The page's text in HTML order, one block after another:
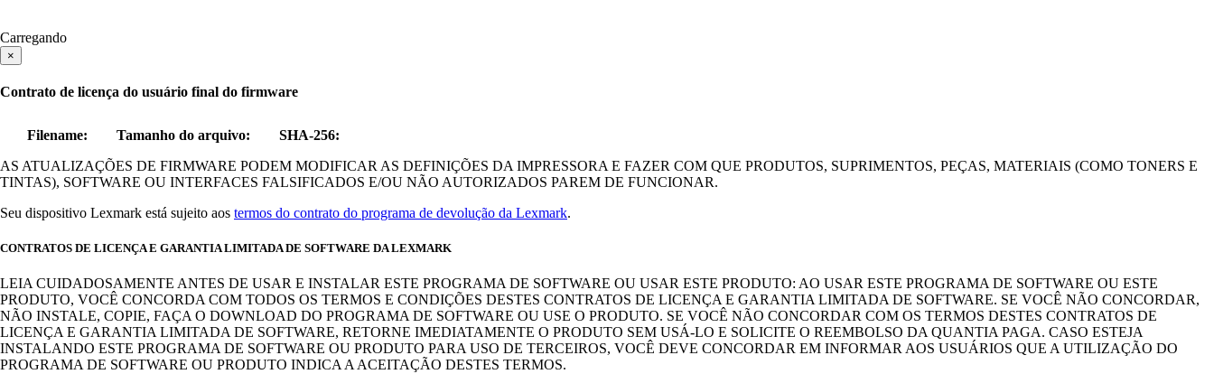
Carregando
×
Contrato de licença do usuário final do firmware
Filename: Tamanho do arquivo:
SHA-256:
AS ATUALIZAÇÕES DE FIRMWARE PODEM MODIFICAR AS DEFINIÇÕES DA IMPRESSORA E FAZER COM QUE PRODUTOS, SUPRIMENTOS, PEÇAS, MATERIAIS (COMO TONERS E
TINTAS), SOFTWARE OU INTERFACES FALSIFICADOS E/OU NÃO AUTORIZADOS PAREM DE FUNCIONAR.
Seu dispositivo Lexmark está sujeito aos termos do contrato do programa de devolução da Lexmark.
CONTRATOS DE LICENÇA E GARANTIA LIMITADA DE SOFTWARE DA LEXMARK
LEIA CUIDADOSAMENTE ANTES DE USAR E INSTALAR ESTE PROGRAMA DE SOFTWARE OU USAR ESTE PRODUTO: AO USAR ESTE PROGRAMA DE SOFTWARE OU ESTE
PRODUTO, VOCÊ CONCORDA COM TODOS OS TERMOS E CONDIÇÕES DESTES CONTRATOS DE LICENÇA E GARANTIA LIMITADA DE SOFTWARE. SE VOCÊ NÃO CONCORDAR,
NÃO INSTALE, COPIE, FAÇA O DOWNLOAD DO PROGRAMA DE SOFTWARE OU USE O PRODUTO. SE VOCÊ NÃO CONCORDAR COM OS TERMOS DESTES CONTRATOS DE
LICENÇA E GARANTIA LIMITADA DE SOFTWARE, RETORNE IMEDIATAMENTE O PRODUTO SEM USÁ-LO E SOLICITE O REEMBOLSO DA QUANTIA PAGA. CASO ESTEJA
INSTALANDO ESTE PROGRAMA DE SOFTWARE OU PRODUTO PARA USO DE TERCEIROS, VOCÊ DEVE CONCORDAR EM INFORMAR AOS USUÁRIOS QUE A UTILIZAÇÃO DO
PROGRAMA DE SOFTWARE OU PRODUTO INDICA A ACEITAÇÃO DESTES TERMOS.